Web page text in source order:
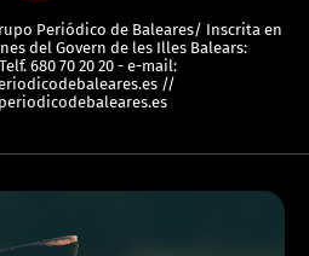
Periódico de Baleares/ Inscrita en
del Govern de les Illes Balears:
680 70 20 20 - e-mail:
//